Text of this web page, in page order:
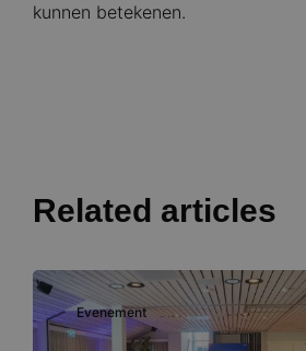
kunnen betekenen.
Related articles
Evenement
Image